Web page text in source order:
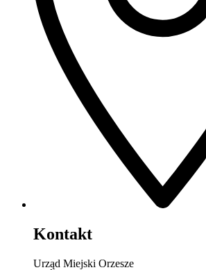
Kontakt
Urząd Miejski Orzesze